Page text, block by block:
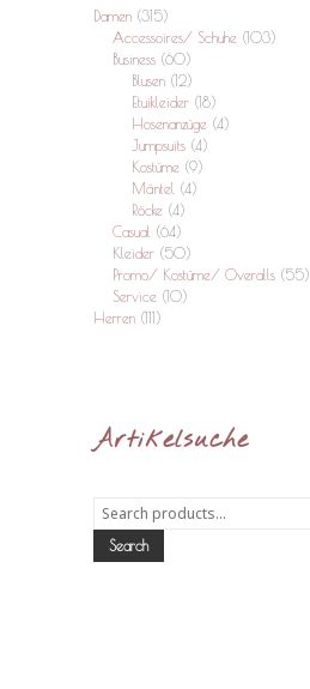
Damen (315)
Accessoires/ Schuhe (103)
Business (60)
Blusen (12)
Etuikleider (18)
Hosenanzüge (4)
Jumpsuits (4)
Kostüme (9)
Mäntel (4)
Röcke (4)
Casual (64)
Kleider (50)
Promo/ Kostüme/ Overalls (55)
Service (10)
Herren (111)
Artikelsuche
Search
for:
Search